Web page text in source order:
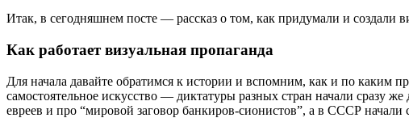
Итак, в сегодняшнем посте — рассказ о том, как придумали и создали
Как работает визуальная пропаганда
Для начала давайте обратимся к истории и вспомним, как и по каким
самостоятельное искусство — диктатуры разных стран начали сразу
евреев и про “мировой заговор банкиров-сионистов”, а в СССР